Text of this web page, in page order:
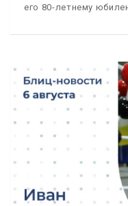
его 80-летнему